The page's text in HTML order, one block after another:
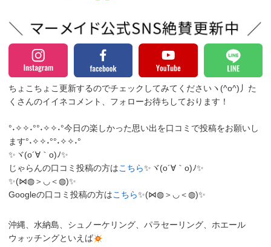
ちょこちょこ更新するのでチェックしてみてくださいヽ(^o^)丿 た
くさんのイイネコメント、フォローお待ちしております！
°˖✧✧˖°°˖✧✧˖°今日の楽しかった思い出を口コミで投稿をお願いし
ます°˖✧✧˖°°˖✧✧˖°
✨ヾ(o´∀｀o)ﾉ✨
じゃらんの口コミ投稿の方はこちら✨ヾ(o´∀｀o)ﾉ✨
✨(⋈◍＞◡＜◍)✨
Googleの口コミ投稿の方はこちら✨(⋈◍＞◡＜◍)✨
沖縄、水納島、シュノーケリング、パラセーリング、ホエール
ウォッチングといえば